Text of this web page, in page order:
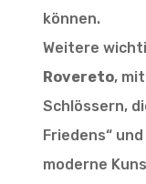
können.
Weitere
Rovereto,
Schlössern,
Friedens“
moderne